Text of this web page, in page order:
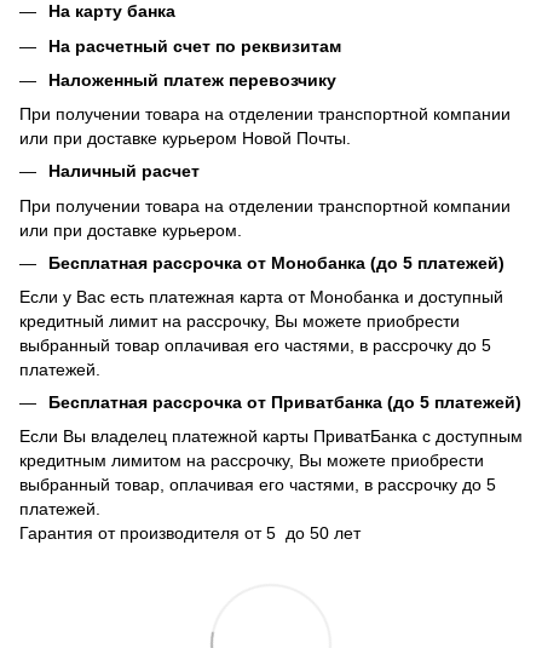
На карту банка
На расчетный счет по реквизитам
Наложенный платеж перевозчику
При получении товара на отделении транспортной компании
или при доставке курьером Новой Почты.
Наличный расчет
При получении товара на отделении транспортной компании
или при доставке курьером.
Бесплатная рассрочка от Монобанка (до 5 платежей)
Если у Вас есть платежная карта от Монобанка и доступный
кредитный лимит на рассрочку, Вы можете приобрести
выбранный товар оплачивая его частями, в рассрочку до 5
платежей.
Бесплатная рассрочка от Приватбанка (до 5 платежей)
Если Вы владелец платежной карты ПриватБанка с доступным
кредитным лимитом на рассрочку, Вы можете приобрести
выбранный товар, оплачивая его частями, в рассрочку до 5
платежей.
Гарантия от производителя от 5 до 50 лет